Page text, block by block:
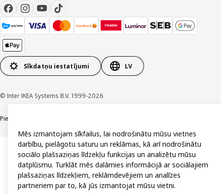
Sīkdatņu iestatījumi LV
© Inter IKEA Systems B.V. 1999-2026
Piekļūstamība
Mēs izmantojam sīkfailus, lai nodrošinātu mūsu vietnes
darbību, pielāgotu saturu un reklāmas, kā arī nodrošinātu
sociālo plašsaziņas līdzekļu funkcijas un analizētu mūsu
datplūsmu. Turklāt mēs dalāmies informācijā ar sociālajiem
plašsaziņas līdzekļiem, reklāmdevējiem un analīzes
partneriem par to, kā jūs izmantojat mūsu vietni.